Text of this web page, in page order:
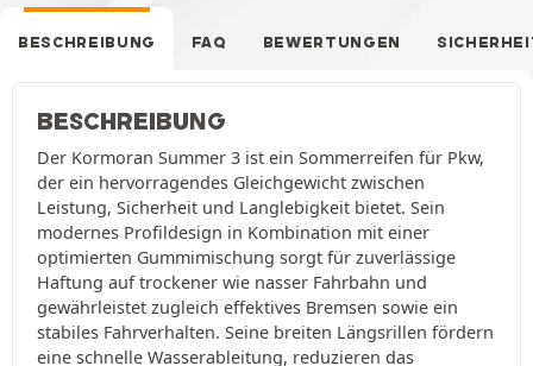
BESCHREIBUNG FAQ BEWERTUNGEN
BESCHREIBUNG
Der Kormoran Summer 3 ist ein Sommerreifen für Pkw,
der ein hervorragendes Gleichgewicht zwischen
Leistung, Sicherheit und Langlebigkeit bietet. Sein
modernes Profildesign in Kombination mit einer
optimierten Gummimischung sorgt für zuverlässige
Haftung auf trockener wie nasser Fahrbahn und
gewährleistet zugleich effektives Bremsen sowie ein
stabiles Fahrverhalten. Seine breiten Längsrillen fördern
eine schnelle Wasserableitung, reduzieren das